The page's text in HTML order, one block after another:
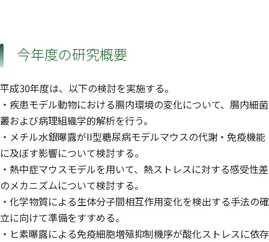
今年度の研究概要
平成30年度は、以下の検討を実施する。
・疾患モデル動物における腸内環境の変化について、腸内細菌
叢および病理組織学的解析を行う。
・メチル水銀曝露がII型糖尿病モデルマウスの代謝・免疫機能
に及ぼす影響について検討する。
・熱中症マウスモデルを用いて、熱ストレスに対する感受性差
のメカニズムについて検討する。
・化学物質による生体分子間相互作用変化を検出する手法の確
立に向けて準備をすすめる。
・ヒ素曝露による免疫細胞増殖抑制機序が酸化ストレスに依存